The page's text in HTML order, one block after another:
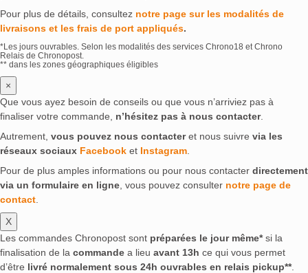
Pour plus de détails, consultez notre page sur les modalités de
livraisons et les frais de port appliqués.
*Les jours ouvrables. Selon les modalités des services Chrono18 et Chrono
Relais de Chronopost.
** dans les zones géographiques éligibles
×
Que vous ayez besoin de conseils ou que vous n’arriviez pas à
finaliser votre commande, n’hésitez pas à nous contacter.
Autrement, vous pouvez nous contacteret nous suivre via les
réseaux sociaux Facebook et Instagram
Pour de plus amples informations ou pour nous contacter directement
via un formulaire en ligne , vous pouvez consulter notre page de
contact
X
Les commandes Chronopost sont préparées le jour même*si la
finalisation de la commande a lieu avant 13h ce qui vous permet
d’être livré normalement sous 24h ouvrables en relais pickup**.